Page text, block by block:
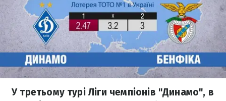
У третьому турі Ліги чемпіонів "Динамо", в